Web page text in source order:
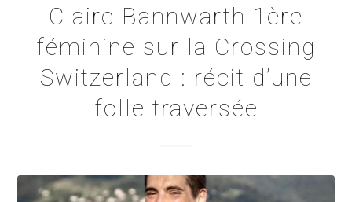
Claire Bannwarth 1ère
féminine sur la Crossing
Switzerland : récit d’une
folle traversée